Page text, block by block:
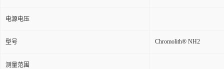
电源电压
型号 Chromolith® NH2
测量范围